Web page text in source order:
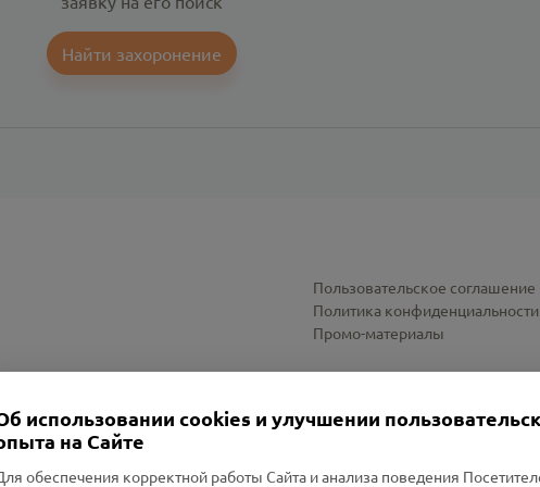
Найти захоронение
Пользовательское соглашение
Политика конфиденциальности
Промо-материалы
использовании cookies и улучшении
на Сайте
обеспечения корректной работы Сайта и анализа поведения